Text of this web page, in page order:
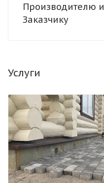
Производителю и
Заказчику
Услуги